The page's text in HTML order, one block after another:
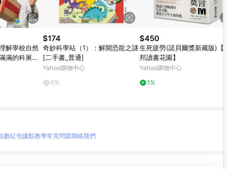
解學校自然
滿的科展魂
$174
奇妙科學站（1）：解開恐龍之謎
[二手書_普通]
Yahoo購物中心
0%
$450
生死疲勞(諾貝爾獎新藏版)【城
邦讀書花園】
Yahoo購物中心
1%
數紅包賺點教學常見問題聯絡我們